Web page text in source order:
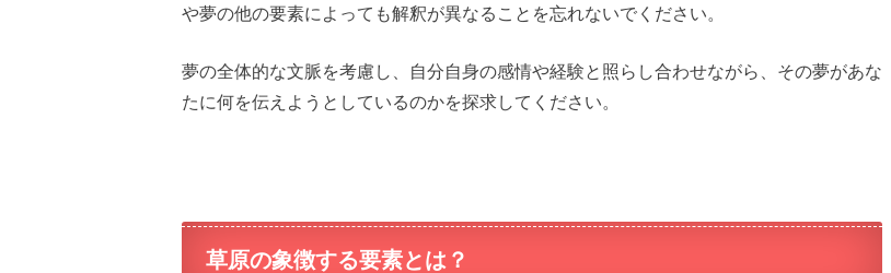
や夢の他の要素によっても解釈が異なることを忘れないでください。
夢の全体的な文脈を考慮し、自分自身の感情や経験と照らし合わせながら、その夢があな
たに何を伝えようとしているのかを探求してください。
草原の象徴する要素とは？